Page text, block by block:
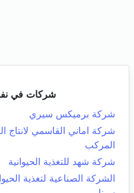
شركات في
شركة برميكس سيري
شركة اماني القاسمي لانتاج
المركب
شركة شهد للتغذية الحيوانية
الشركة الصناعية لتغذية